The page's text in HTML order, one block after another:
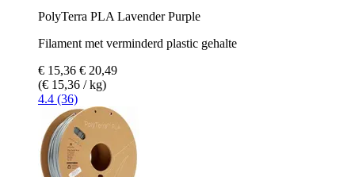
PolyTerra PLA Lavender Purple
Filament met verminderd plastic gehalte
€ 15,36 € 20,49
(€ 15,36 / kg)
4.4 (36)